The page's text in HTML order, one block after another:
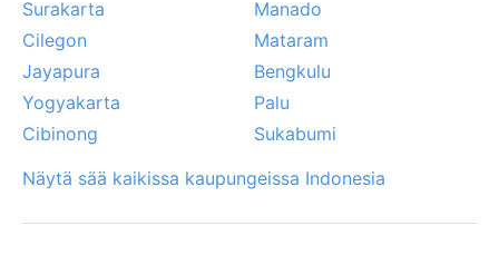
Surakarta
Manado
Cilegon
Mataram
Jayapura
Bengkulu
Yogyakarta
Palu
Cibinong
Sukabumi
Näytä sää kaikissa kaupungeissa Indonesia